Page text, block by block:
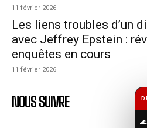
11 février 2026
Les liens troubles d’un
avec Jeffrey Epstein :
enquêtes en cours
11 février 2026
NOUS SUIVRE